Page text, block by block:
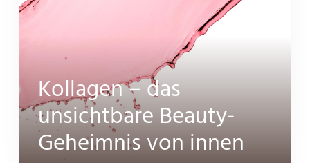
Kollagen – das
unsichtbare Beauty-
Geheimnis von innen